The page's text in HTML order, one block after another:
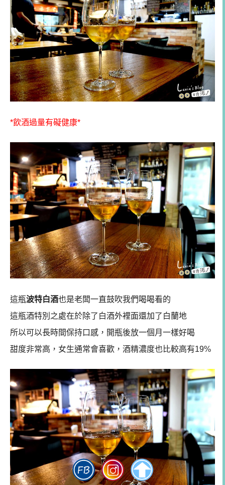
*飲酒過量有礙健康*
這瓶波特白酒也是老闆一直鼓吹我們喝喝看的
這瓶酒特別之處在於除了白酒外裡面還加了白蘭地
所以可以長時間保持口感，開瓶後放一個月一樣好喝
甜度非常高，女生通常會喜歡，酒精濃度也比較高有19%